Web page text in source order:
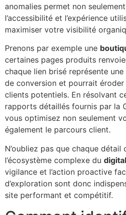
anomalies permet non seulement
l’accessibilité et l’expérience
maximiser votre visibilité
Prenons par exemple une
certaines pages produits
chaque lien brisé représente
de conversion et pourrait
clients potentiels. En résolvant
rapports détaillés fournis par la
vous optimisez non seulement
également le parcours client.
N’oubliez pas que chaque détail
l’écosystème complexe du
vigilance et l’action proactive
d’exploration sont donc
site performant et compétitif.